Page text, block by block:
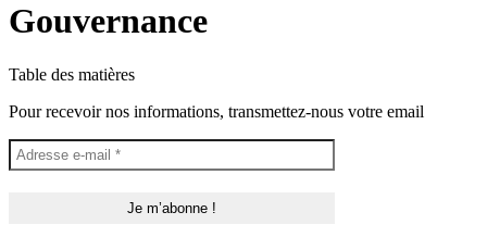
Gouvernance
Table des matières
Pour recevoir nos informations, transmettez-nous votre email